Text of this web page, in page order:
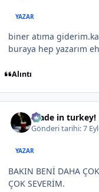
YAZAR
biner atıma
buraya hep yazarım
Alıntı
made in turkey!
Gönderi tarihi:7
YAZAR
BAKIN BENİ DAHA
ÇOK SEVERİM.